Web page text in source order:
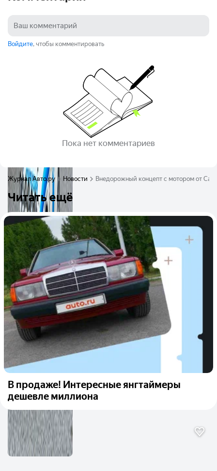
Войдите, чтобы комментировать
Пока нет комментариев
Журнал Авто.ру Новости Внедорожный концепт с мотором от
Читать ещё
В продаже! Интересные янгтаймеры
дешевле миллиона